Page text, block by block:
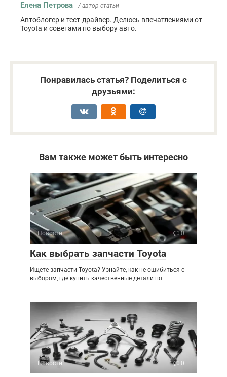
Елена Петрова / автор статьи
Автоблогер и тест-драйвер. Делюсь впечатлениями от
Toyota и советами по выбору авто.
Понравилась статья? Поделиться с
друзьями:
Вам также может быть интересно
Новости 0
Как выбрать запчасти Toyota
Ищете запчасти Toyota? Узнайте, как не ошибиться с
выбором, где купить качественные детали по
Новости 0